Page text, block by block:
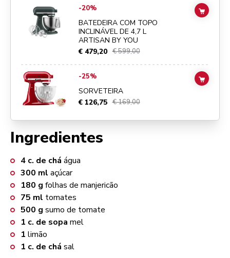
Ingredientes
4 c. de chá água
300 ml açúcar
180 g folhas de manjericão
75 ml tomates
500 g sumo de tomate
1 c. de sopa mel
1 limão
1 c. de chá sal
Go toBATEDEIRA COM TOPO INCLINÁVEL DE 4,7 L ARTISAN BY
-20%
BATEDEIRA COM TOPO
INCLINÁVEL DE 4,7 L
ARTISAN BY YOU
€ 479,20 € 599,00
ADD
Go toSORVETEIRA details page
-25%
SORVETEIRA
€ 126,75 € 169,00
ADD